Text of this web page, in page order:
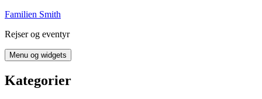
Hop
indhold
Familien Smith
Rejser og eventyr
Menu og widgets
Kategorier